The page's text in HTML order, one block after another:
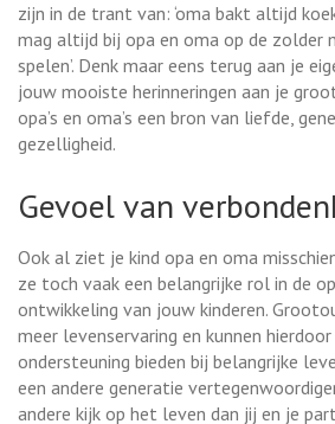
zijn in de trant van: ‘oma bakt altijd
mag altijd bij opa en oma op de zolder
spelen’. Denk maar eens terug aan je
jouw mooiste herinneringen aan je
opa’s en oma’s een bron van liefde,
gezelligheid.
Gevoel van
Ook al ziet je kind opa en oma
ze toch vaak een belangrijke rol in de
ontwikkeling van jouw kinderen.
meer levenservaring en kunnen
ondersteuning bieden bij belangrijke
een andere generatie
andere kijk op het leven dan jij en je